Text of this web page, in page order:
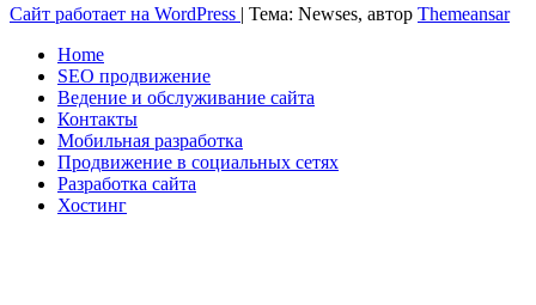
Сайт работает на WordPress | Тема: Newses, автор Themeansar
Home
SEO продвижение
Ведение и обслуживание сайта
Контакты
Мобильная разработка
Продвижение в социальных сетях
Разработка сайта
Хостинг